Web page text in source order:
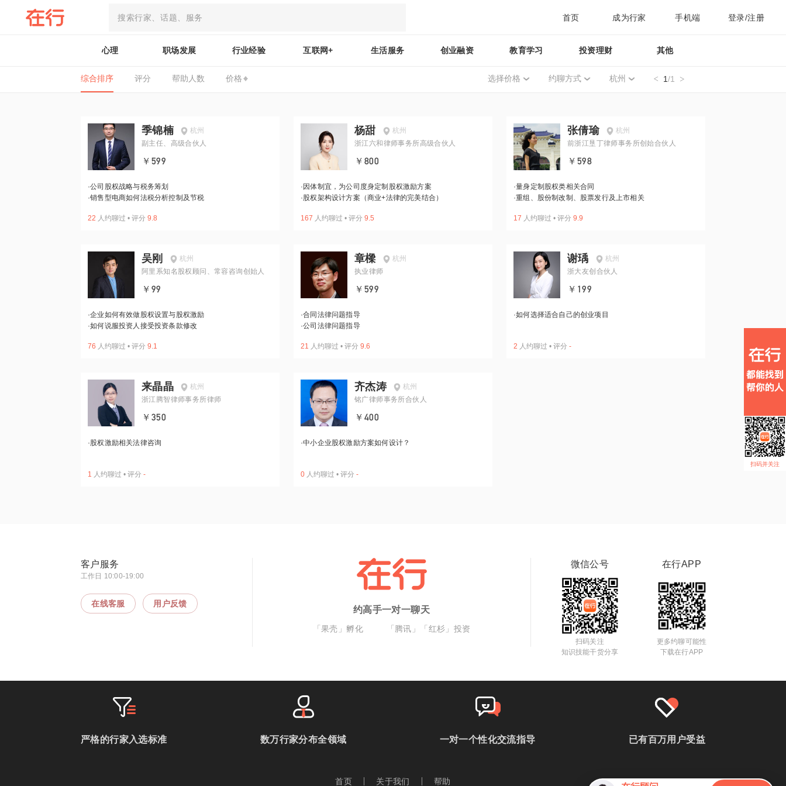
首页 成为行家 手机端 登录/注册
心理 职场发展 行业经验 互联网+ 生活服务 创业融资 教育学习 投资理财 其他
综合排序 评分 帮助人数 价格 选择价格 约聊方式 杭州 1/1
季锦楠
杭州
副主任、高级合伙人
￥599
·公司股权战略与税务筹划
·销售型电商如何法税分析控制及节税
22 人约聊过 • 评分 9.8
杨甜
杭州
浙江六和律师事务所高级合伙人
￥800
· 因体制宜，为公司度身定制股权激励方案
·股权架构设计方案（商业+法律的完美结合）
167 人约聊过 • 评分 9.5
张倩瑜
杭州
前浙江垦丁律师事务所创始合伙人
￥598
·量身定制股权类相关合同
·重组、股份制改制、股票发行及上市相关
17 人约聊过 • 评分 9.9
吴刚
杭州
阿里系知名股权顾问、常容咨询创始人
￥99
·企业如何有效做股权设置与股权激励
·如何说服投资人接受投资条款修改
76 人约聊过 • 评分 9.1
章樑
杭州
执业律师
￥599
·合同法律问题指导
·公司法律问题指导
21 人约聊过 • 评分 9.6
谢瑀
杭州
浙大友创合伙人
￥199
·如何选择适合自己的创业项目
2 人约聊过 • 评分 -
来晶晶
杭州
浙江腾智律师事务所律师
￥350
·股权激励相关法律咨询
1 人约聊过 • 评分 -
齐杰涛
杭州
铭广律师事务所合伙人
￥400
·中小企业股权激励方案如何设计？
0 人约聊过 • 评分 -
扫码并关注
客户服务
工作日 10:00-19:00
在线客服 用户反馈
约高手一对一聊天
「果壳」孵化 「腾讯」「红杉」投资
微信公号
扫码关注
知识技能干货分享
在行APP
更多约聊可能性
下载在行APP
严格的行家入选标准 数万行家分布全领域 一对一个性化交流指导 已有百万用户受益
首页 关于我们 帮助